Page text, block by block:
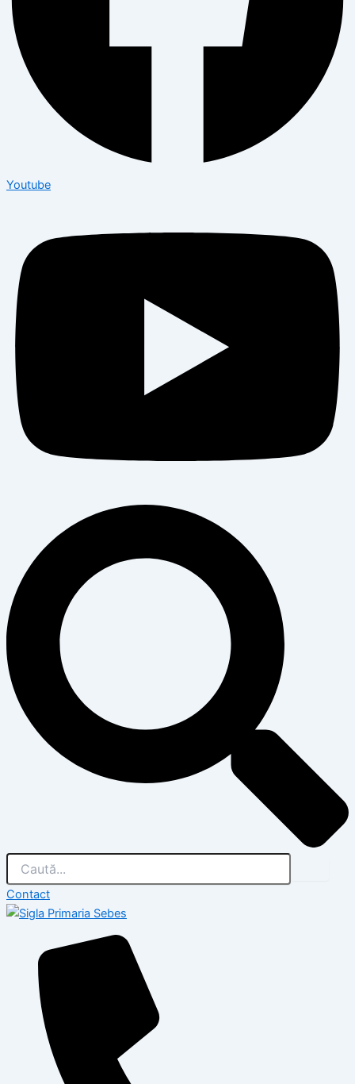
Youtube
Contact